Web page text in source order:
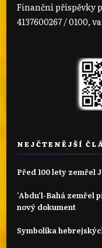
Finanční příspěvky
4137600267 / 0100,
NEJČTENĚJŠÍ
Před 100 lety zemřel
‘Abdu’l-Bahá zemřel
nový dokument
Symbolika